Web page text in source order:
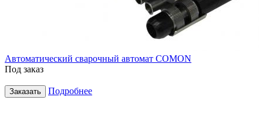
Автоматический сварочный автомат COMON
Под заказ
Заказать Подробнее